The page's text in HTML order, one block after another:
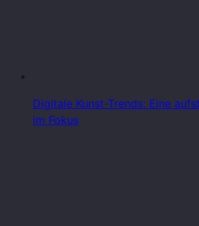
Digitale Kunst-Trends: Eine
im Fokus